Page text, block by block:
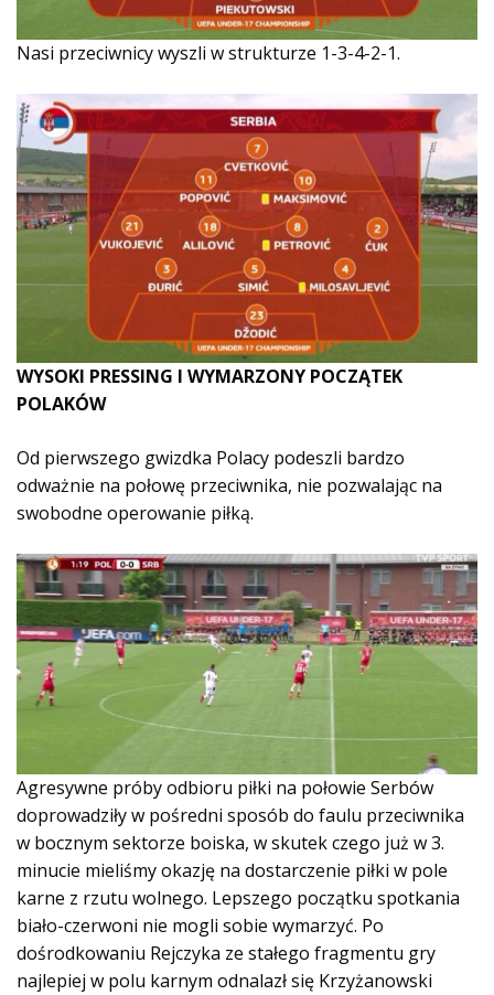
Nasi przeciwnicy wyszli w strukturze 1-3-4-2-1.
WYSOKI PRESSING I WYMARZONY POCZĄTEK
POLAKÓW
Od pierwszego gwizdka Polacy podeszli bardzo
odważnie na połowę przeciwnika, nie pozwalając na
swobodne operowanie piłką.
Agresywne próby odbioru piłki na połowie Serbów
doprowadziły w pośredni sposób do faulu przeciwnika
w bocznym sektorze boiska, w skutek czego już w 3.
minucie mieliśmy okazję na dostarczenie piłki w pole
karne z rzutu wolnego. Lepszego początku spotkania
biało-czerwoni nie mogli sobie wymarzyć. Po
dośrodkowaniu Rejczyka ze stałego fragmentu gry
najlepiej w polu karnym odnalazł się Krzyżanowski